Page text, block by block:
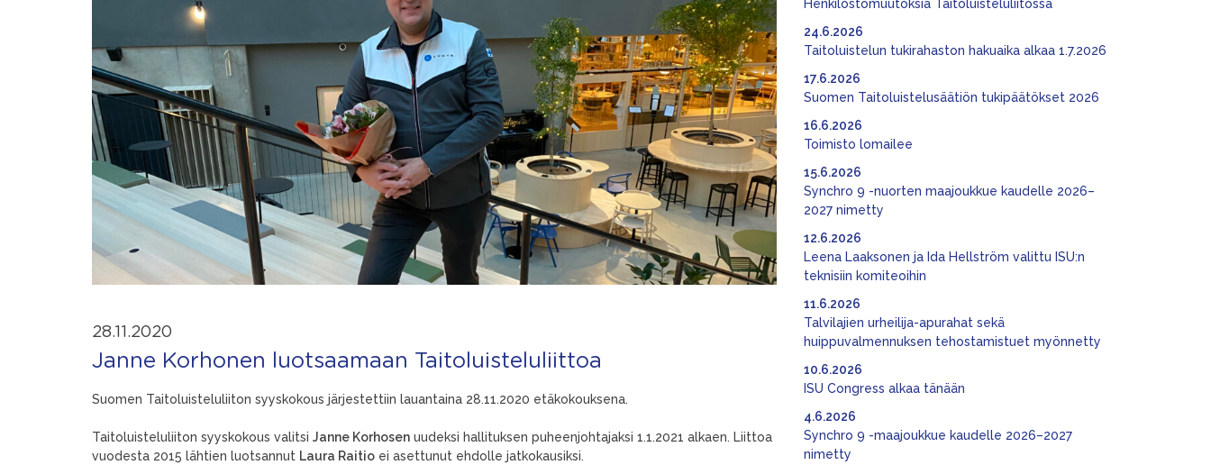
28.11.2020
Janne Korhonen luotsaamaan Taitoluisteluliittoa
Suomen Taitoluisteluliiton syyskokous järjestettiin lauantaina 28.11.2020 etäkokouksena.
Taitoluisteluliiton syyskokous valitsi Janne Korhosen uudeksi hallituksen puheenjohtajaksi 1.1.2021 alkaen. Liittoa
vuodesta 2015 lähtien luotsannut Laura Raitio ei asettunut ehdolle jatkokausiksi.
Henkilöstömuutoksia Taitoluisteluliitossa
Taitoluistelun tukirahaston hakuaika alkaa 1.7.2026
24.6.2026
Suomen Taitoluistelusäätiön tukipäätökset 2026
17.6.2026
Toimisto lomailee
16.6.2026
Synchro 9 -nuorten maajoukkue kaudelle 2026–
2027 nimetty
15.6.2026
Leena Laaksonen ja Ida Hellström valittu ISU:n
teknisiin komiteoihin
12.6.2026
Talvilajien urheilija-apurahat sekä
huippuvalmennuksen tehostamistuet myönnetty
11.6.2026
ISU Congress alkaa tänään
10.6.2026
Synchro 9 -maajoukkue kaudelle 2026–2027
nimetty
4.6.2026